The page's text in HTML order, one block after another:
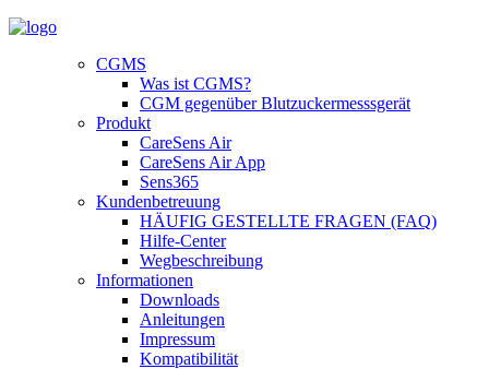
CGMS
Was ist CGMS?
CGM gegenüber Blutzuckermesssgerät
Produkt
CareSens Air
CareSens Air App
Sens365
Kundenbetreuung
HÄUFIG GESTELLTE FRAGEN (FAQ)
Hilfe-Center
Wegbeschreibung
Informationen
Downloads
Anleitungen
Impressum
Kompatibilität